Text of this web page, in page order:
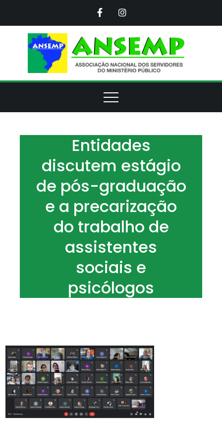
content
Entidades
discutem estágio
de pós-graduação
e a precarização
do trabalho de
assistentes
sociais e
psicólogos